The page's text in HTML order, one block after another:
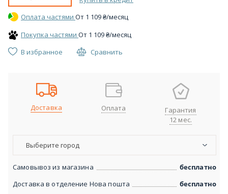
Оплата частями От 1 109₴/месяц
Покупка частями От 1 109₴/месяц
В избранное
Сравнить
Доставка Оплата
Гарантия
12 мес.
Выберите город
Самовывоз из магазина
бесплатно
Доставка в отделение Нова пошта
бесплатно